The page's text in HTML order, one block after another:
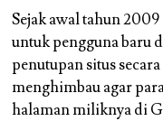
Sejak awal tahun
untuk pengguna baru
penutupan situs
menghimbau agar
halaman miliknya di